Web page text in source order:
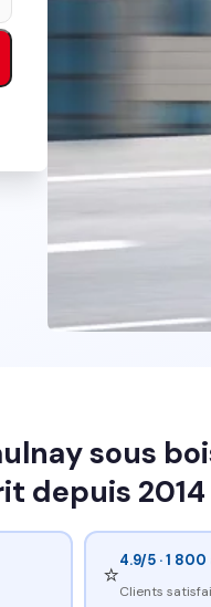
sous
depuis 2014
⭐4.9/5 · 1
Clients